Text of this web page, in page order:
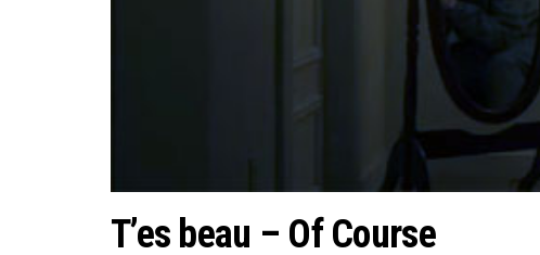
T’es beau – Of Course